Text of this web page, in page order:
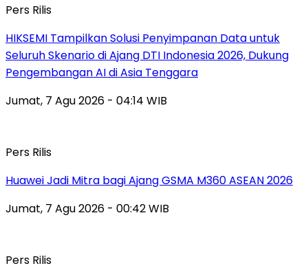
Pers Rilis
HIKSEMI Tampilkan Solusi Penyimpanan Data untuk
Seluruh Skenario di Ajang DTI Indonesia 2026, Dukung
Pengembangan AI di Asia Tenggara
Jumat, 7 Agu 2026 - 04:14 WIB
Pers Rilis
Huawei Jadi Mitra bagi Ajang GSMA M360 ASEAN 2026
Jumat, 7 Agu 2026 - 00:42 WIB
Pers Rilis